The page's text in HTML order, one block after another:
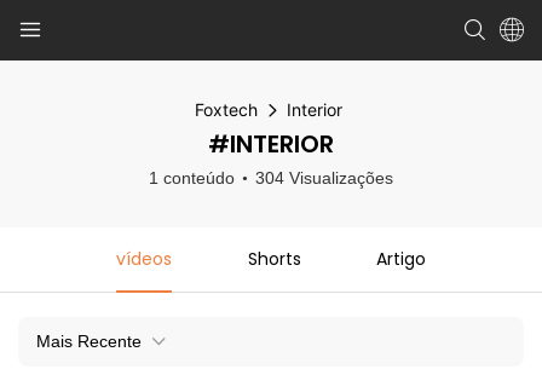
Foxtech Interior
#INTERIOR
1 conteúdo 304 Visualizações
vídeos Shorts Artigo
Mais Recente